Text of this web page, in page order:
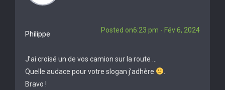
Philippe Posted on6:23 pm - Fév 6, 2024
J’ai croisé un de vos camion sur la route …
Quelle audace pour votre slogan j’adhère
Bravo !